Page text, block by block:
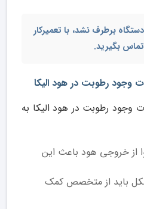
برطرف نشد، با تعمیرکار
تماس بگیرید.
وجود رطوبت در هود الیکا
وجود رطوبت در هود الیکا به
از خروجی هود باعث این
باید از متخصص کمک